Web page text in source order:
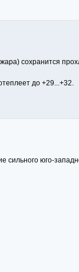
сохранится
до +29...+32.
сильного юго-